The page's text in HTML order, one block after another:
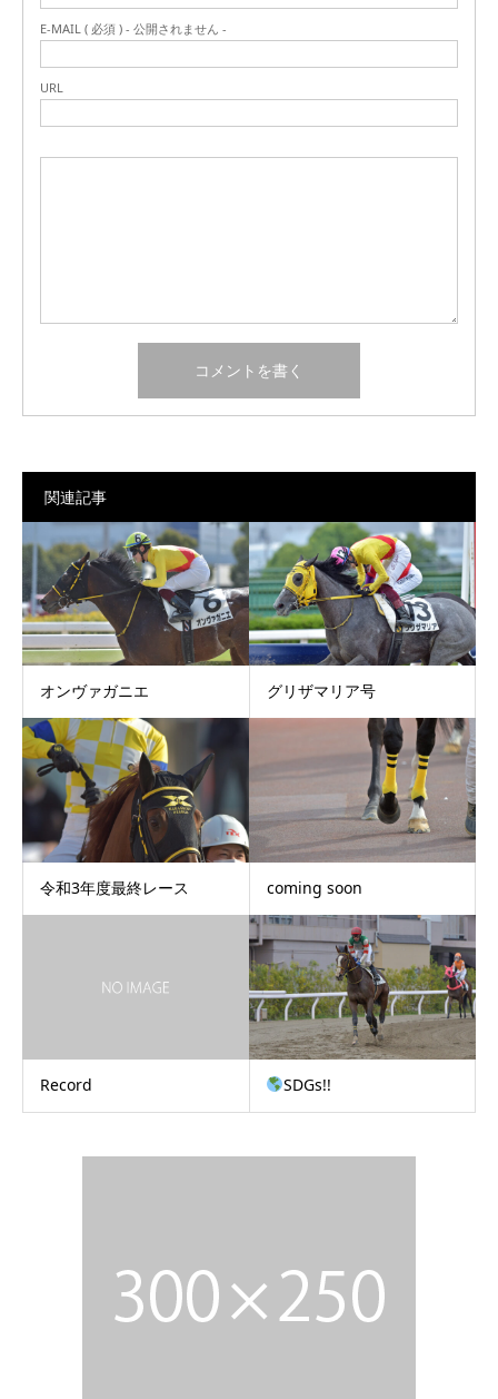
E-MAIL ( 必須 ) - 公開されません -
URL
関連記事
オンヴァガニエ グリザマリア号
令和3年度最終レース coming soon
Record SDGs!!